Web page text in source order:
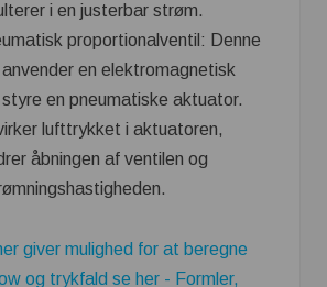
i en justerbar strøm.
proportionalventil: Denne
en elektromagnetisk
en pneumatiske aktuator.
lufttrykket i aktuatoren,
åbningen af ventilen og
giver mulighed for at beregne
og trykfald se her - Formler,